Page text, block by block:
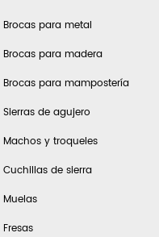
Brocas para metal
Brocas para madera
Brocas para mampostería
Sierras de agujero
Machos y troqueles
Cuchillas de sierra
Muelas
Fresas